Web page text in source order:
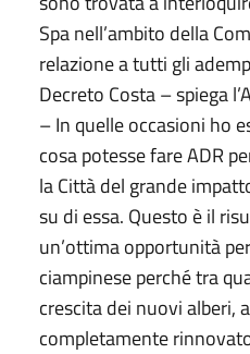
Spa nell’ambito della
relazione a tutti gli
Decreto Costa – spiega
– In quelle occasioni ho
cosa potesse fare ADR
la Città del grande
su di essa. Questo è il
un’ottima opportunità
ciampinese perché tra
crescita dei nuovi alberi,
completamente